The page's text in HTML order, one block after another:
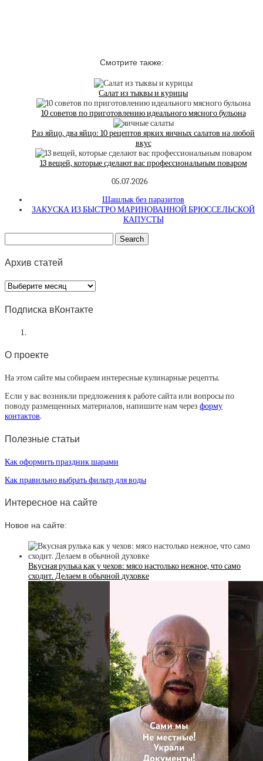
Смотрите также:
Салат из тыквы и курицы
10 советов по приготовлению идеального мясного бульона
Раз яйцо, два яйцо: 10 рецептов ярких яичных салатов на любой
вкус
13 вещей, которые сделают вас профессиональным поваром
05.07.2026
Шашлык без паразитов
ЗАКУСКА ИЗ БЫСТРО МАРИНОВАННОЙ БРЮССЕЛЬСКОЙ
КАПУСТЫ
Архив статей
Архив
статей
Подписка вКонтакте
О проекте
На этом сайте мы собираем интересные кулинарные рецепты.
Если у вас возникли предложения к работе сайта или вопросы по
поводу размещенных материалов, напишите нам через форму
контактов.
Полезные статьи
Как оформить праздник шарами
Как правильно выбрать фильтр для воды
Интересное на сайте
Новое на сайте:
Вкусная рулька как у чехов: мясо настолько нежное, что само
сходит. Делаем в обычной духовке